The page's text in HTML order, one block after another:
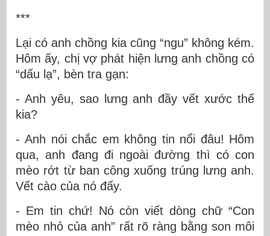
***
Lại có anh chồng kia cũng “ngu” không kém.
Hôm ấy, chị vợ phát hiện lưng anh chồng có
“dấu lạ”, bèn tra gạn:
- Anh yêu, sao lưng anh đầy vết xước thế
kia?
- Anh nói chắc em không tin nổi đâu! Hôm
qua, anh đang đi ngoài đường thì có con
mèo rớt từ ban công xuống trúng lưng anh.
Vết cào của nó đấy.
- Em tin chứ! Nó còn viết dòng chữ “Con
mèo nhỏ của anh” rất rõ ràng bằng son môi